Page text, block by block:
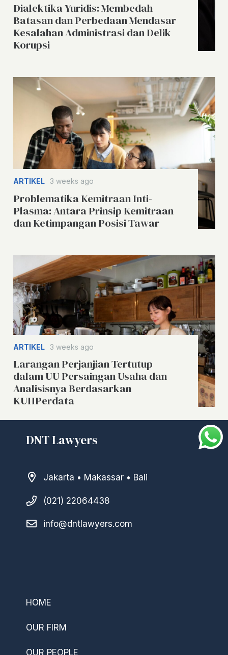
Dialektika Yuridis: Membedah
Batasan dan Perbedaan Mendasar
Kesalahan Administrasi dan Delik
Korupsi
ARTIKEL 3 weeks ago
Problematika Kemitraan Inti-
Plasma: Antara Prinsip Kemitraan
dan Ketimpangan Posisi Tawar
ARTIKEL 3 weeks ago
Larangan Perjanjian Tertutup
dalam UU Persaingan Usaha dan
Analisisnya Berdasarkan
KUHPerdata
DNT Lawyers
Jakarta • Makassar • Bali
(021) 22064438
info@dntlawyers.com
HOME
OUR FIRM
OUR PEOPLE